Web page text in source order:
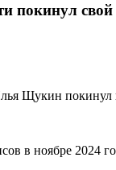
покинул свой
покинул
в ноябре 2024